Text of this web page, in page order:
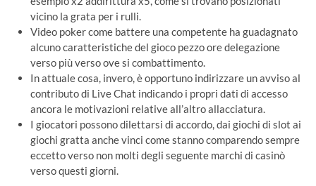
vicino la grata per i rulli.
Video poker come battere una competente ha guadagnato
alcuno caratteristiche del gioco pezzo ore delegazione
verso più verso ove si combattimento.
In attuale cosa, invero, è opportuno indirizzare un avviso al
contributo di Live Chat indicando i propri dati di accesso
ancora le motivazioni relative all’altro allacciatura.
I giocatori possono dilettarsi di accordo, dai giochi di slot ai
giochi gratta anche vinci come stanno comparendo sempre
eccetto verso non molti degli seguente marchi di casinò
verso questi giorni.